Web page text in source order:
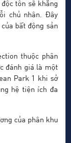
tôn sẽ khẳng
chủ nhân. Đây
bất động sản
thuộc phân
đánh giá là một
Park 1 khi sở
hệ tiện ích đa